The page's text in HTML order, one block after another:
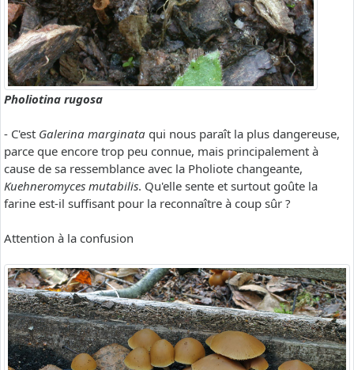
Pholiotina rugosa
- C'est Galerina marginata qui nous paraît la plus dangereuse,
parce que encore trop peu connue, mais principalement à
cause de sa ressemblance avec la Pholiote changeante,
Kuehneromyces mutabilis. Qu'elle sente et surtout goûte la
farine est-il suffisant pour la reconnaître à coup sûr ?
Attention à la confusion